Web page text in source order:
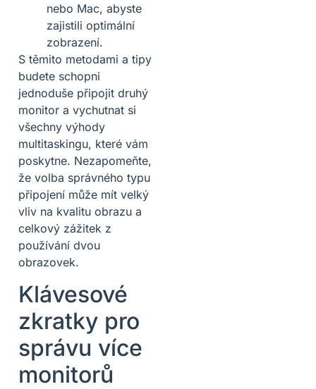
nebo Mac, abyste
zajistili optimální
zobrazení.
S těmito metodami a tipy
budete schopni
jednoduše připojit druhý
monitor a vychutnat si
všechny výhody
multitaskingu, které vám
poskytne. Nezapomeňte,
že volba správného typu
připojení může mít velký
vliv na kvalitu obrazu a
celkový zážitek z
používání dvou
obrazovek.
Klávesové
zkratky pro
správu více
monitorů